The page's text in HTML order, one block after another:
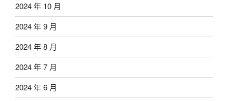
2024 年 10 月
2024 年 9 月
2024 年 8 月
2024 年 7 月
2024 年 6 月